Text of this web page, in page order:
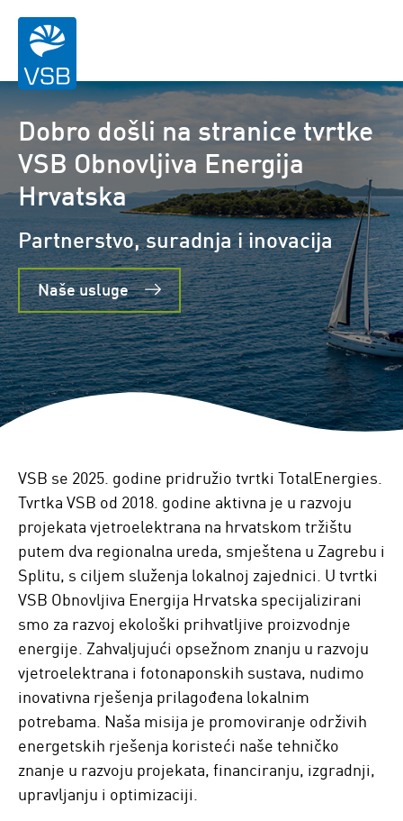
Dom
Dobro došli na stranice tvrtke
VSB Obnovljiva Energija
Hrvatska
Partnerstvo, suradnja i inovacija
Naše usluge
VSB se 2025. godine pridružio tvrtki TotalEnergies.
Tvrtka VSB od 2018. godine aktivna je u razvoju
projekata vjetroelektrana na hrvatskom tržištu
putem dva regionalna ureda, smještena u Zagrebu i
Splitu, s ciljem služenja lokalnoj zajednici. U tvrtki
VSB Obnovljiva Energija Hrvatska specijalizirani
smo za razvoj ekološki prihvatljive proizvodnje
energije. Zahvaljujući opsežnom znanju u razvoju
vjetroelektrana i fotonaponskih sustava, nudimo
inovativna rješenja prilagođena lokalnim
potrebama. Naša misija je promoviranje održivih
energetskih rješenja koristeći naše tehničko
znanje u razvoju projekata, financiranju, izgradnji,
upravljanju i optimizaciji.